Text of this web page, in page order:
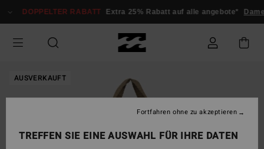
zur
springen
DOPPELTER RABATT Extra 25% Rabatt auf alle angebote* Damen
AUSVERKAUFT
TREFFEN SIE EINE AUSWAHL FÜR IHRE DATEN
Fortfahren ohne zu akzeptieren